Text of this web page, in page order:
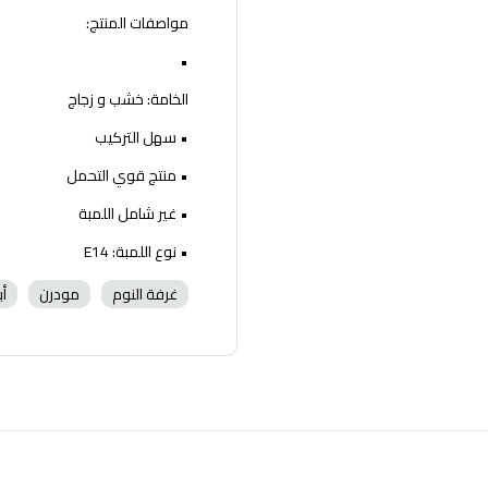
مواصفات المنتج:
•
الخامة: خشب و زجاج
• سهل التركيب
• منتج قوي التحمل
• غير شامل اللمبة
• نوع اللمبة: E14
غرفة النوم
مودرن